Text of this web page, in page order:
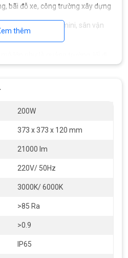
bãi đỗ xe, công trường xây dựng
cáo, sân thể thao mini, sân vận
nháy
thêm
200W
373 x 373 x 120 mm
21000 lm
220V/ 50Hz
3000K/ 6000K
>85 Ra
>0.9
IP65